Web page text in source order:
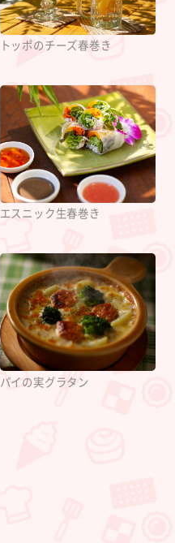
トッポのチーズ春巻き
エスニック生春巻き
パイの実グラタン